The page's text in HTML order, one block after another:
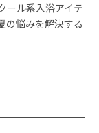
ール系入浴アイテ
の悩みを解決する